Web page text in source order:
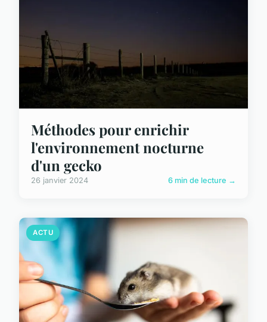
Méthodes pour enrichir
l'environnement nocturne
d'un gecko
26 janvier 2024 6 min de lecture →
ACTU